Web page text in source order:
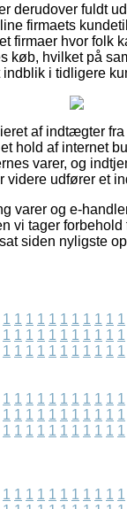
derudover fuldt
firmaets
firmaer hvor folk
køb, hvilket på
indblik i tidligere
af indtægter fra
hold af internet
varer, og
videre udfører et
varer og e-
vi tager forbehold
siden nyligste
1 1 1 1 1 1 1 1 1 1 1
1 1 1 1 1 1 1 1 1 1 1
1 1 1 1 1 1 1 1 1 1 1
1 1 1 1 1 1 1 1 1 1 1
1 1 1 1 1 1 1 1 1 1 1
1 1 1 1 1 1 1 1 1 1 1
1 1 1 1 1 1 1 1 1 1 1